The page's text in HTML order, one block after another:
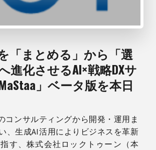
「まとめる」から「選
進化させるAI×戦略DXサ
」ベータ版を本日
コンサルティングから開発・運用ま
、生成AI活用によりビジネスを革新
す、株式会社ロックトゥーン（本